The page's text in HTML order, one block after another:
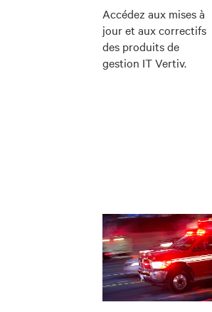
Accédez aux mises à
jour et aux correctifs
des produits de
gestion IT Vertiv.